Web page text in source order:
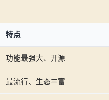
特点
功能最强大、开源
最流行、生态丰富